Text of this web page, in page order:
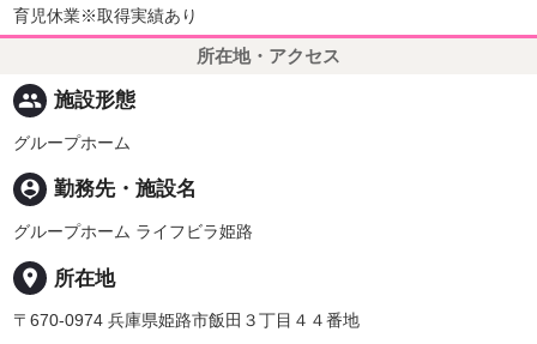
育児休業※取得実績あり
所在地・アクセス
people 施設形態
グループホーム
person_pin 勤務先・施設名
グループホーム ライフビラ姫路
place 所在地
〒670-0974 兵庫県姫路市飯田３丁目４４番地